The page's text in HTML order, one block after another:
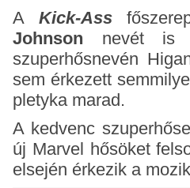
A Kick-Ass
Johnson nevét is
szuperhősnevén
sem érkezett
pletyka marad.
A kedvenc
új Marvel hősöket
elsején érkezik a